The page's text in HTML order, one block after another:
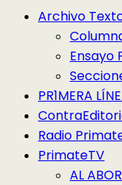
Menú Archivo
Ensayo
PR1MERA
Radio
PrimateTV
AL